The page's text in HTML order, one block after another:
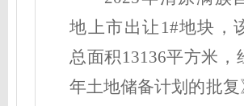
地上市出让1#地块，
总面积13136平方米，
年土地储备计划的批复